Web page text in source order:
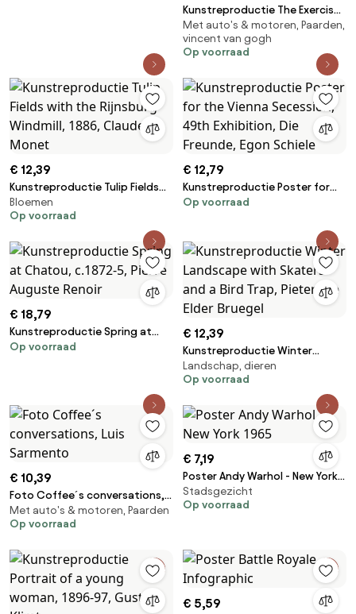
Kunstreproductie The Exercise
Yard, or The Convict Prison,
1890, Vincent van Gogh
Met auto's & motoren, Paarden,
vincent van gogh
Op voorraad
€ 12,39
Kunstreproductie Tulip Fields
with the Rijnsburg Windmill,
1886, Claude Monet
Bloemen
Op voorraad
€ 12,79
Kunstreproductie Poster for
the Vienna Secession, 49th
Op voorraad
€ 18,79
Kunstreproductie Spring at
Chatou, c.1872-5, Pierre
Op voorraad
€ 12,39
Kunstreproductie Winter
Landscape with Skaters and a
Bird Trap, Pieter the Elder
Landschap, dieren
Op voorraad
€ 10,39
Foto Coffee´s conversations,
Luis Sarmento
Met auto's & motoren, Paarden
Op voorraad
€ 7,19
Poster Andy Warhol - New York
1965
Stadsgezicht
Op voorraad
€ 5,59